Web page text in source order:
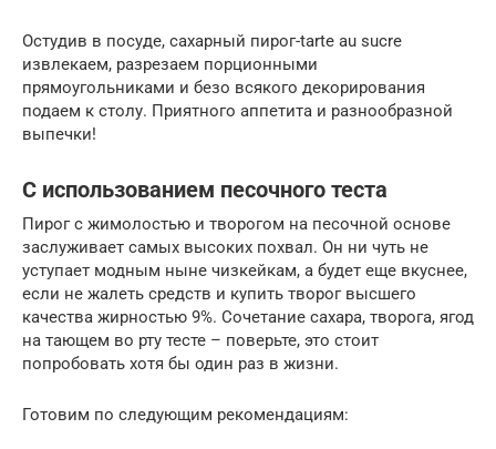
Остудив в посуде, сахарный пирог-tarte au sucre
извлекаем, разрезаем порционными
прямоугольниками и безо всякого декорирования
подаем к столу. Приятного аппетита и разнообразной
выпечки!
С использованием песочного теста
Пирог с жимолостью и творогом на песочной основе
заслуживает самых высоких похвал. Он ни чуть не
уступает модным ныне чизкейкам, а будет еще вкуснее,
если не жалеть средств и купить творог высшего
качества жирностью 9%. Сочетание сахара, творога, ягод
на тающем во рту тесте – поверьте, это стоит
попробовать хотя бы один раз в жизни.
Готовим по следующим рекомендациям: